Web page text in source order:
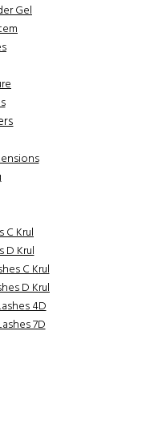
Gel
C Krul
D Krul
C Krul
D Krul
4D
7D